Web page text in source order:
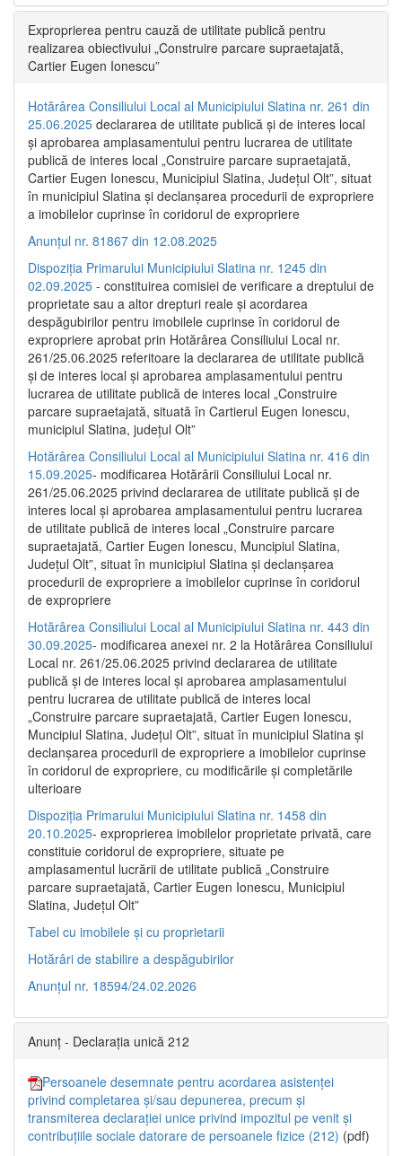
Exproprierea pentru cauză de utilitate publică pentru
realizarea obiectivului „Construire parcare supraetajată,
Cartier Eugen Ionescu”
Hotărârea Consiliului Local al Municipiului Slatina nr. 261 din
25.06.2025 declararea de utilitate publică și de interes local
și aprobarea amplasamentului pentru lucrarea de utilitate
publică de interes local „Construire parcare supraetajată,
Cartier Eugen Ionescu, Municipiul Slatina, Județul Olt”, situat
în municipiul Slatina și declanșarea procedurii de expropriere
a imobilelor cuprinse în coridorul de expropriere
Anunțul nr. 81867 din 12.08.2025
Dispoziția Primarului Municipiului Slatina nr. 1245 din
02.09.2025 - constituirea comisiei de verificare a dreptului de
proprietate sau a altor drepturi reale și acordarea
despăgubirilor pentru imobilele cuprinse în coridorul de
expropriere aprobat prin Hotărârea Consiliului Local nr.
261/25.06.2025 referitoare la declararea de utilitate publică
și de interes local și aprobarea amplasamentului pentru
lucrarea de utilitate publică de interes local „Construire
parcare supraetajată, situată în Cartierul Eugen Ionescu,
municipiul Slatina, județul Olt”
Hotărârea Consiliului Local al Municipiului Slatina nr. 416 din
15.09.2025- modificarea Hotărârii Consiliului Local nr.
261/25.06.2025 privind declararea de utilitate publică și de
interes local și aprobarea amplasamentului pentru lucrarea
de utilitate publică de interes local „Construire parcare
supraetajată, Cartier Eugen Ionescu, Muncipiul Slatina,
Județul Olt”, situat în municipiul Slatina și declanșarea
procedurii de expropriere a imobilelor cuprinse în coridorul
de expropriere
Hotărârea Consiliului Local al Municipiului Slatina nr. 443 din
30.09.2025- modificarea anexei nr. 2 la Hotărârea Consiliului
Local nr. 261/25.06.2025 privind declararea de utilitate
publică şi de interes local şi aprobarea amplasamentului
pentru lucrarea de utilitate publică de interes local
„Construire parcare supraetajată, Cartier Eugen Ionescu,
Muncipiul Slatina, Judeţul Olt”, situat în municipiul Slatina şi
declanşarea procedurii de expropriere a imobilelor cuprinse
în coridorul de expropriere, cu modificările şi completările
ulterioare
Dispoziția Primarului Municipiului Slatina nr. 1458 din
20.10.2025- exproprierea imobilelor proprietate privată, care
constituie coridorul de expropriere, situate pe
amplasamentul lucrării de utilitate publică „Construire
parcare supraetajată, Cartier Eugen Ionescu, Municipiul
Slatina, Județul Olt”
Tabel cu imobilele și cu proprietarii
Hotărâri de stabilire a despăgubirilor
Anunțul nr. 18594/24.02.2026
Anunț - Declarația unică 212
Persoanele desemnate pentru acordarea asistenței
privind completarea și/sau depunerea, precum și
transmiterea declarației unice privind impozitul pe venit și
contribuțiile sociale datorare de persoanele fizice (212) (pdf)